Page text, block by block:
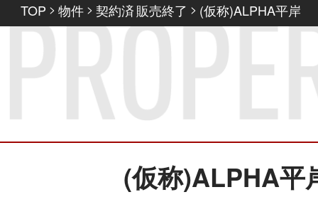
TOP > 物件 > 契約済販売終了 > (仮称)ALPHA平岸
(仮称)ALPHA平